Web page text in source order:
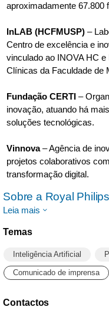
aproximadamente 67.800
InLAB (HCFMUSP) –
Centro de excelência e
vinculado ao INOVA HC
Clínicas da Faculdade de
Fundação CERTI –
inovação, atuando há
soluções tecnológicas.
Vinnova– Agência de
projetos colaborativos
transformação digital.
Sobre a Royal Philips
Leia mais
Temas
Inteligência Artificial
Comunicado de imprensa
Contactos